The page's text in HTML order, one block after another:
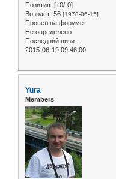
Позитив: [+0/-0]
Возраст: 56 [1970-06-15]
Провел на форуме:
Не определено
Последний визит:
2015-06-19 09:46:00
Yura
Members